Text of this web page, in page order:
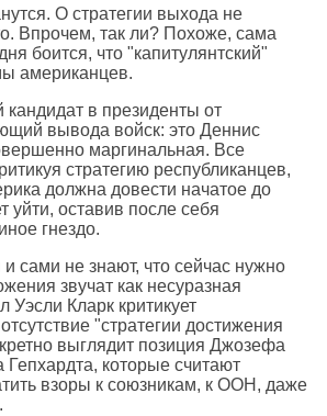
О стратегии выхода не
Впрочем, так ли? Похоже, сама
боится, что "капитулянтский"
американцев.
кандидат в президенты от
вывода войск: это Деннис
маргинальная. Все
стратегию республиканцев,
должна довести начатое до
уйти, оставив после себя
гнездо.
сами не знают, что сейчас нужно
звучат как несуразная
Уэсли Кларк критикует
"стратегии достижения
выглядит позиция Джозефа
которые считают
взоры к союзникам, к ООН, даже